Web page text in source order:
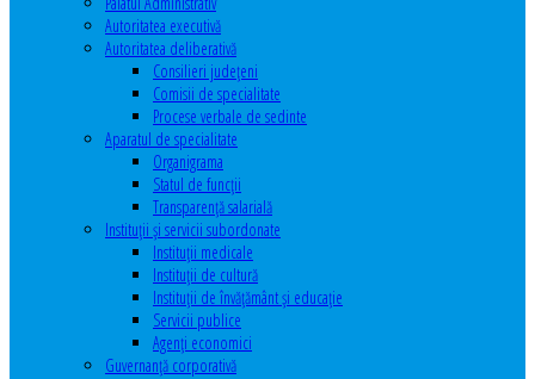
Autoritatea executivă
Autoritatea deliberativă
Consilieri judeţeni
Comisii de specialitate
Procese verbale de sedinte
Aparatul de specialitate
Organigrama
Statul de funcții
Transparență salarială
Instituţii şi servicii subordonate
Instituţii medicale
Instituţii de cultură
Instituţii de învăţământ şi educaţie
Servicii publice
Agenţi economici
Guvernanță corporativă